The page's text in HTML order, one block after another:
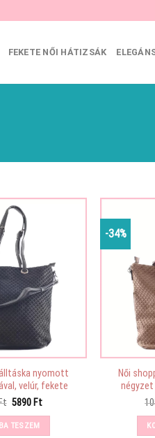
FEKETE NŐI HÁTIZSÁK
nyomott
velúr, fekete
Original
was:
10590 Ft.
5890 FtCurrent
TESZEM
-34%
Női
négyzet